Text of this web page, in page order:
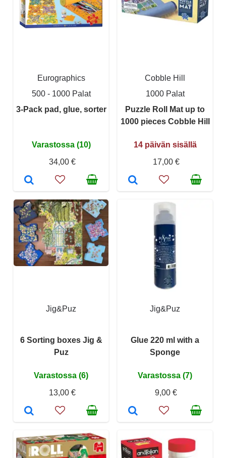
Eurographics
500 - 1000 Palat
3-Pack pad, glue, sorter
Varastossa (10)
34,00 €
Cobble Hill
1000 Palat
Puzzle Roll Mat up to
1000 pieces Cobble Hill
14 päivän sisällä
17,00 €
Jig&Puz
6 Sorting boxes Jig &
Puz
Varastossa (6)
13,00 €
Jig&Puz
Glue 220 ml with a
Sponge
Varastossa (7)
9,00 €